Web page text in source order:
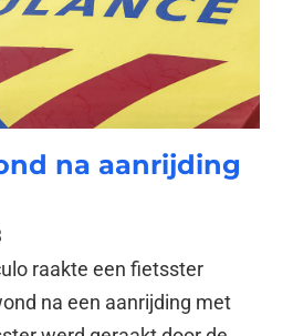
na aanrijding
raakte een fietsster
na een aanrijding met